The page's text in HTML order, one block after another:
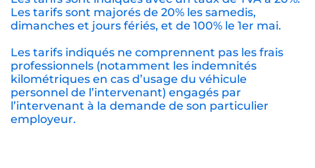
Les tarifs sont majorés de 20% les samedis,
dimanches et jours fériés, et de 100% le 1er mai.
Les tarifs indiqués ne comprennent pas les frais
professionnels (notamment les indemnités
kilométriques en cas d’usage du véhicule
personnel de l’intervenant) engagés par
l’intervenant à la demande de son particulier
employeur.